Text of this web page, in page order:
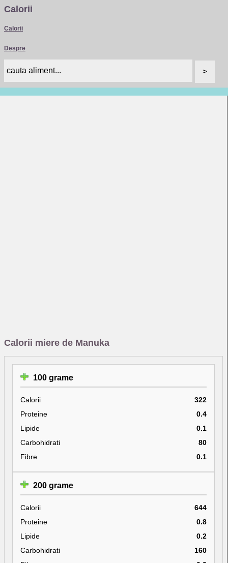
Calorii
Calorii
Despre
Calorii miere de Manuka
100 grame
Calorii
322
Proteine
0.4
Lipide
0.1
Carbohidrati
80
Fibre
0.1
200 grame
Calorii
644
Proteine
0.8
Lipide
0.2
Carbohidrati
160